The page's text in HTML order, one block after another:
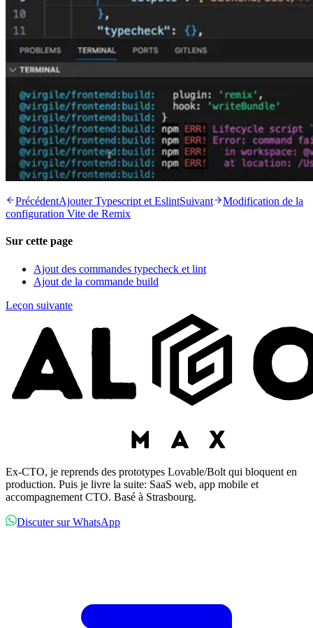
PrécédentAjouter Typescript et EslintSuivant
Modification de la
configuration Vite de Remix
Sur cette page
Ajout des commandes typecheck et lint
Ajout de la commande build
Leçon suivante
Ex-CTO, je reprends des prototypes Lovable/Bolt qui bloquent en
production. Puis je livre la suite: SaaS web, app mobile et
accompagnement CTO. Basé à Strasbourg.
Discuter sur WhatsApp